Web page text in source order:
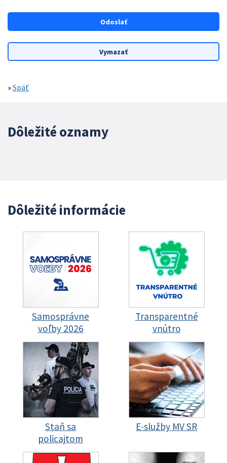
»Späť
Dôležité oznamy
Dôležité informácie
Samosprávne
voľby 2026
Transparentné
vnútro
Staň sa
policajtom
E-služby MV SR